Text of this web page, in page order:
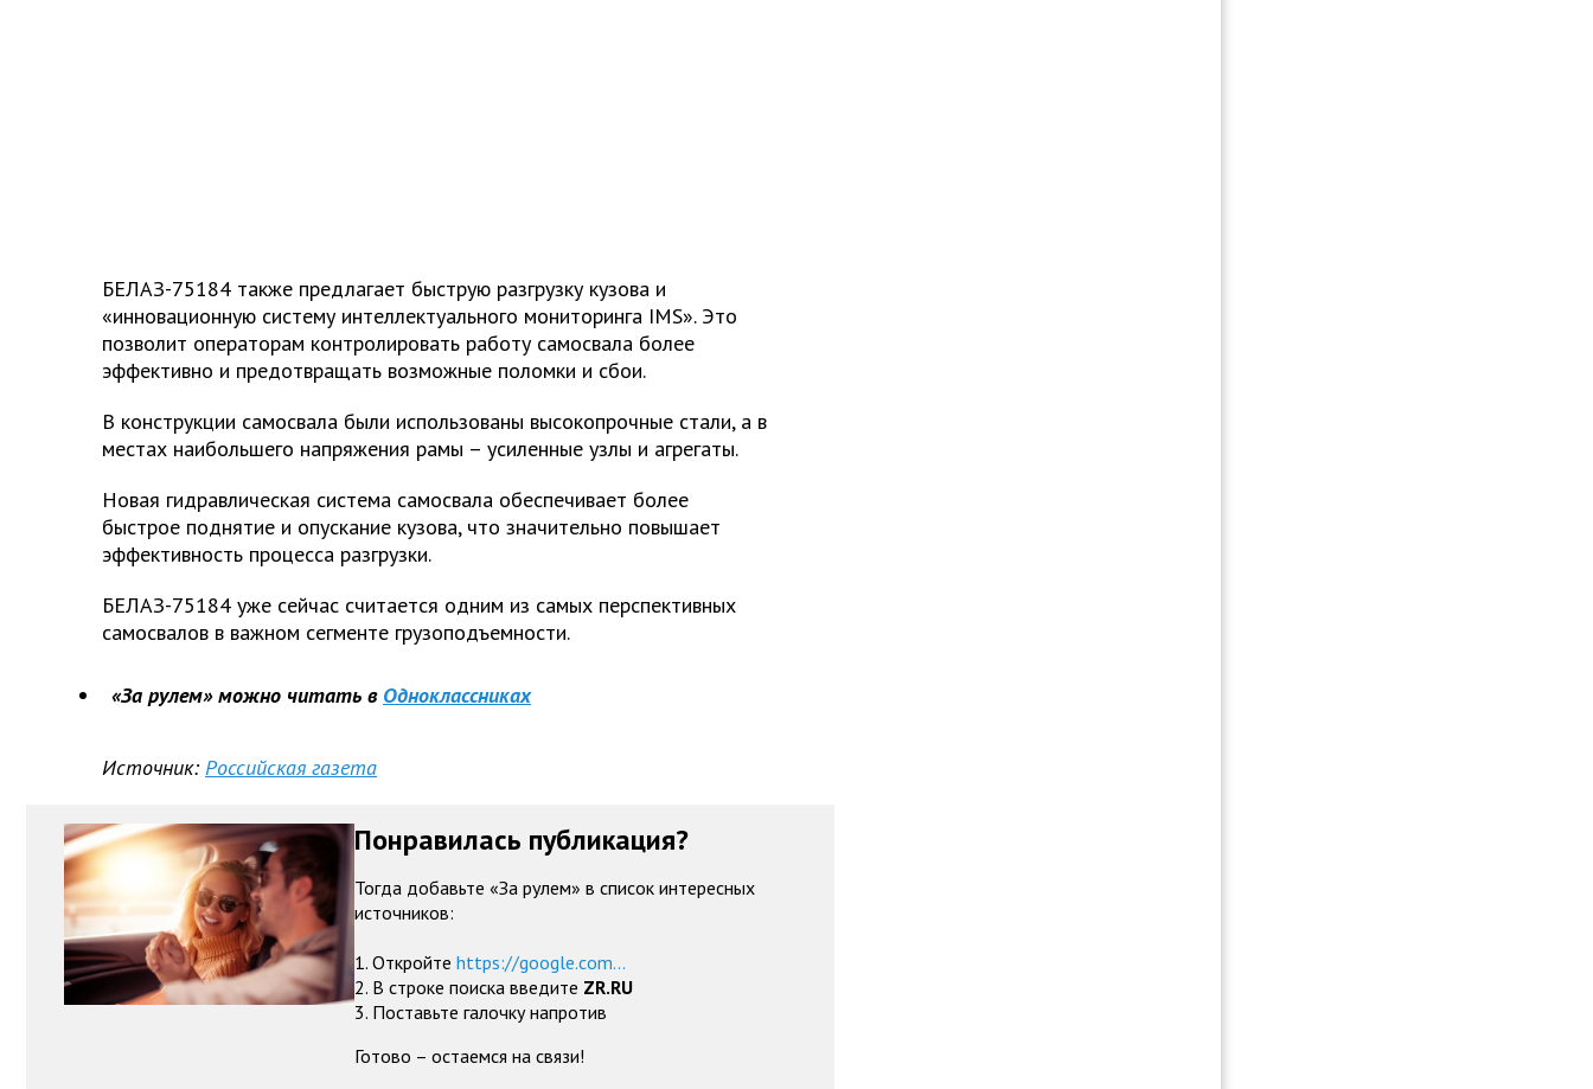
БЕЛАЗ-75184 также предлагает быструю разгрузку кузова и
«инновационную систему интеллектуального мониторинга IMS». Это
позволит операторам контролировать работу самосвала более
эффективно и предотвращать возможные поломки и сбои.
В конструкции самосвала были использованы высокопрочные стали, а в
местах наибольшего напряжения рамы – усиленные узлы и агрегаты.
Новая гидравлическая система самосвала обеспечивает более
быстрое поднятие и опускание кузова, что значительно повышает
эффективность процесса разгрузки.
БЕЛАЗ-75184 уже сейчас считается одним из самых перспективных
самосвалов в важном сегменте грузоподъемности.
«За рулем» можно читать в Одноклассниках
Источник: Российская газета
Понравилась публикация?
Тогда добавьте «За рулем» в список интересных
источников:
1. Откройте https://google.com...
2. В строке поиска введите ZR.RU
3. Поставьте галочку напротив
Готово – остаемся на связи!